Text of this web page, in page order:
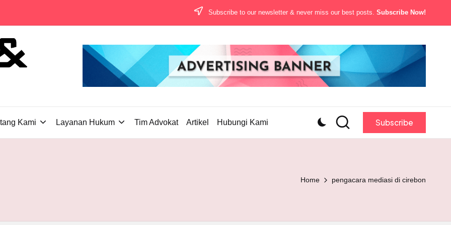
Subscribe to our newsletter & never miss our best posts. Subscribe Now!
Kami Layanan Hukum Tim Advokat Artikel Hubungi Kami Subscribe
Home pengacara mediasi di cirebon